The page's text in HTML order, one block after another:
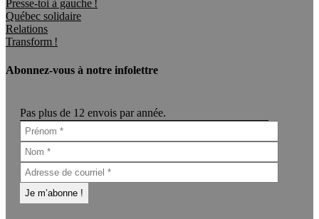
Presse-toi à gauche !
Québec solidaire
Relations
Transform !
Abonnez-vous à notre infolettre
Pas plus de 12 envois par année.